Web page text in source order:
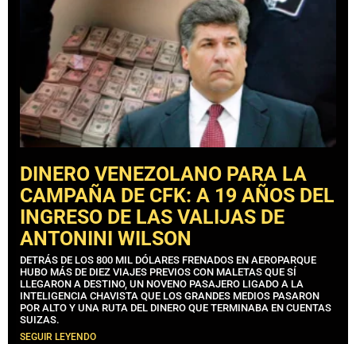
DINERO VENEZOLANO PARA LA
CAMPAÑA DE CFK: A 19 AÑOS DEL
INGRESO DE LAS VALIJAS DE
ANTONINI WILSON
DETRÁS DE LOS 800 MIL DÓLARES FRENADOS EN AEROPARQUE
HUBO MÁS DE DIEZ VIAJES PREVIOS CON MALETAS QUE SÍ
LLEGARON A DESTINO, UN NOVENO PASAJERO LIGADO A LA
INTELIGENCIA CHAVISTA QUE LOS GRANDES MEDIOS PASARON
POR ALTO Y UNA RUTA DEL DINERO QUE TERMINABA EN CUENTAS
SUIZAS.
SEGUIR LEYENDO